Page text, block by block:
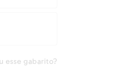
esse gabarito?